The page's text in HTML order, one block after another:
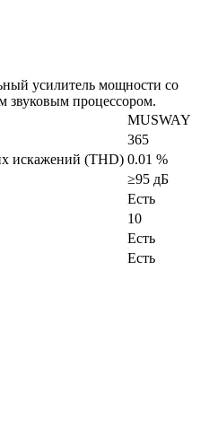
усилитель мощности со
звуковым процессором.
MUSWAY
365
искажений (THD) 0.01 %
≥95 дБ
Есть
10
Есть
Есть